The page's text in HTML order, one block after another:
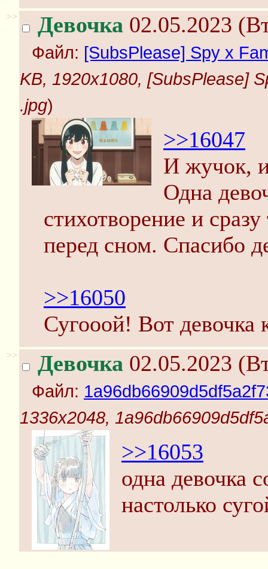
>> Девочка 02.05.2023
Файл: [SubsPlease] Spy x
KB, 1920x1080, [SubsPlease]
.jpg)
>>16047
И жучок,
Одна
стихотворение и
перед сном. Спасибо
>>16050
Сугооой! Вот девочка
>> Девочка 02.05.2023
Файл:
1336x2048,
>>16053
одна девочка
настолько